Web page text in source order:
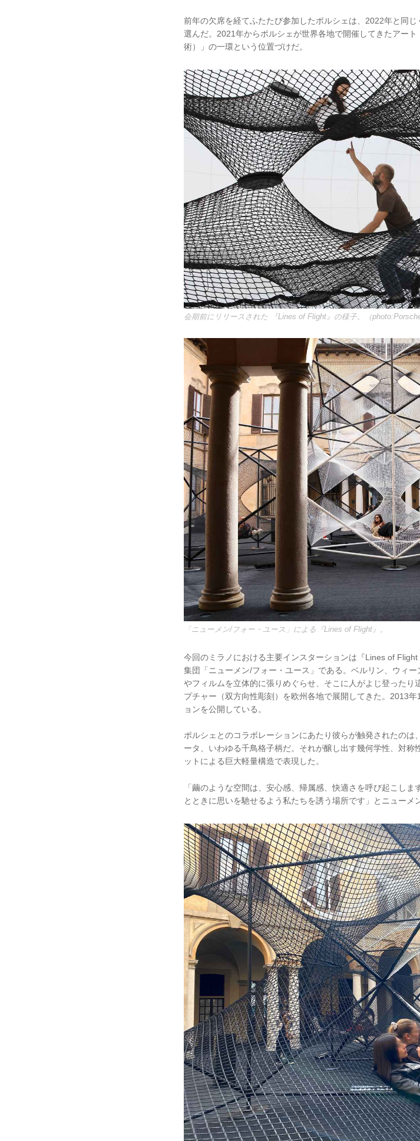
前年の欠席を経てふたたび参加したポルシェは、2022年と同
選んだ。2021年からポルシェが世界各地で開催してきたアー
術）」の一環という位置づけだ。
会期前にリリースされた 『Lines of Flight』の様子。（photo:Porsche
「ニューメン/フォー・ユース」による『Lines of Flight』。
今回のミラノにおける主要インスターションは『Lines of
集団「ニューメン/フォー・ユース」である。ベルリン、ウィ
やフィルムを立体的に張りめぐらせ、そこに人がよじ登った
プチャー（双方向性彫刻）を欧州各地で展開してきた。2013
ョンを公開している。
ポルシェとのコラボレーションにあたり彼らが触発されたの
ータ、いわゆる千鳥格子柄だ。それが醸し出す幾何学性、対
ットによる巨大軽量構造で表現した。
「繭のような空間は、安心感、帰属感、快適さを呼び起こし
とときに思いを馳せるよう私たちを誘う場所です」とニューメ